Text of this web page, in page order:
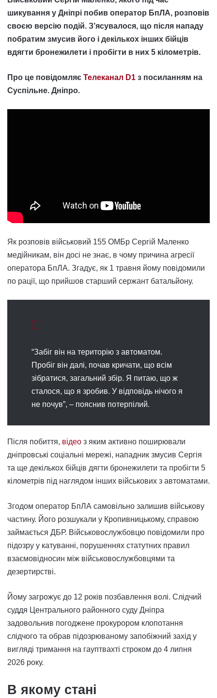
шикування у Дніпрі побив оператор БпЛА, розповів
своєю версію подій. З’ясувалося, що після нападу
побратим змусив його і декількох інших бійців
вдягти бронежилети і пробігти в них 5 кілометрів.
Про це повідомляє Телеканал D1 з посиланням на
Суспільне. Дніпро.
Як розповів військовий 155 ОМБр Сергій Маленко
медійникам, він досі не знає, в чому причина агресії
оператора БпЛА. Згадує, як 1 травня йому повідомили
по рації, що прийшов старший сержант батальйону.
“Забіг він на територію з автоматом.
Пробіг він далі, почав кричати, що всім
зібратися, загальний збір. Я питаю, що ж
сталося, що я зробив. У відповідь нічого я
не почув”, – пояснив потерпілий.
Після побиття, відео з яким активно поширювали
дніпровські соціальні мережі, нападник змусив Сергія
та ще декількох бійців дягти бронежилети та пробігти 5
кілометрів під наглядом інших військових з автоматами.
Згодом оператор БпЛА самовільно залишив військову
частину. Його розшукали у Кропивницькому, справою
займається ДБР. Військовослужбовцю повідомили про
підозру у катуванні, порушеннях статутних правил
взаємовідносин між військовослужбовцями та
дезертирстві.
Йому загрожує до 12 років позбавлення волі. Слідчий
суддя Центрального районного суду Дніпра
задовольнив погоджене прокурором клопотання
слідчого та обрав підозрюваному запобіжний захід у
вигляді тримання на гауптвахті строком до 4 липня
2026 року.
В якому стані